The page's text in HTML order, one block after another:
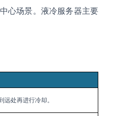
心场景。液冷服务器主要
处再进行冷却。